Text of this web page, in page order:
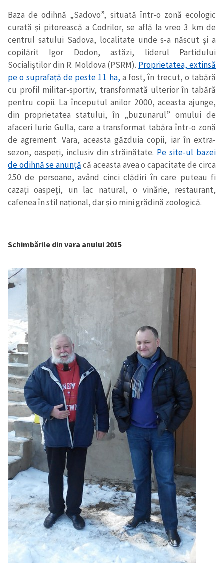
Baza de odihnă „Sadovo”, situată într-o zonă ecologic
curată și pitorească a Codrilor, se află la vreo 3 km de
centrul satului Sadova, localitate unde s-a născut și a
copilărit Igor Dodon, astăzi, liderul Partidului
Socialiștilor din R. Moldova (PSRM). Proprietatea, extinsă
pe o suprafață de peste 11 ha,a fost, în trecut, o tabără
cu profil militar-sportiv, transformată ulterior în tabără
pentru copii. La începutul anilor 2000, aceasta ajunge,
din proprietatea statului, în „buzunarul” omului de
afaceri Iurie Gulla, care a transformat tabăra într-o zonă
de agrement. Vara, aceasta găzduia copii, iar în extra-
sezon, oaspeți, inclusiv din străinătate. Pe site-ul bazei
de odihnă se anunțăcă aceasta avea o capacitate de circa
250 de persoane, având cinci clădiri în care puteau fi
cazați oaspeți, un lac natural, o vinărie, restaurant,
cafenea în stil național, dar și o mini grădină zoologică.
Schimbările din vara anului 2015